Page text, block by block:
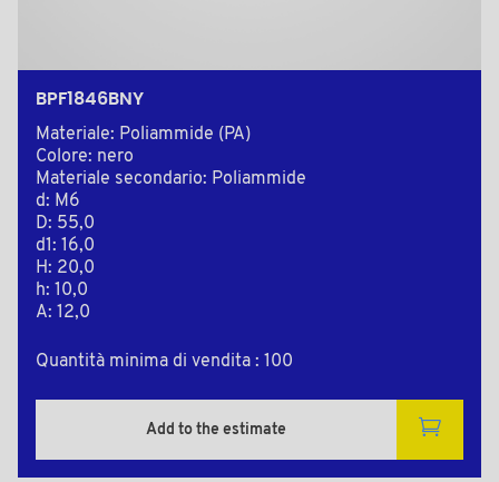
BPF1846BNY
Materiale: Poliammide (PA)
Colore: nero
Materiale secondario: Poliammide
d: M6
D: 55,0
d1: 16,0
H: 20,0
h: 10,0
A: 12,0
Quantità minima di vendita : 100
Add to the estimate